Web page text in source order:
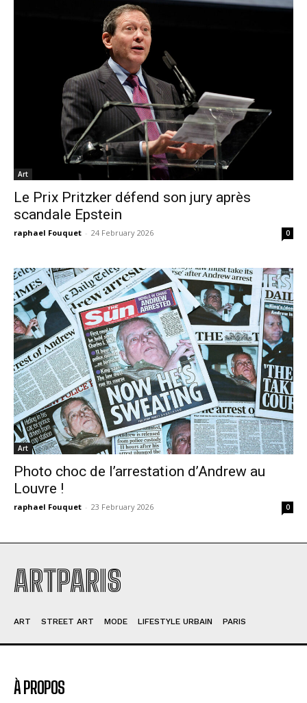
Art
Le Prix Pritzker défend son jury après
scandale Epstein
raphael Fouquet - 24 February 2026 0
Art
Photo choc de l’arrestation d’Andrew au
Louvre !
raphael Fouquet - 23 February 2026 0
ARTPARIS
ART STREET ART MODE LIFESTYLE URBAIN PARIS
À PROPOS